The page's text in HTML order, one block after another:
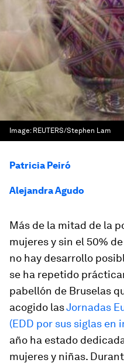
Image: REUTERS/Stephen Lam
Patricia Peiró
Alejandra Agudo
Más de la mitad de la
mujeres y sin el 50%
no hay desarrollo
se ha repetido
pabellón de Bruselas
acogido lasJornadas
(EDD por sus siglas en
año ha estado
mujeres y niñas.